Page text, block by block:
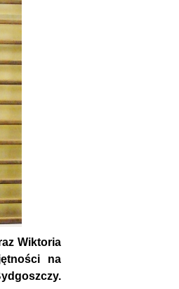
Wiktoria
na